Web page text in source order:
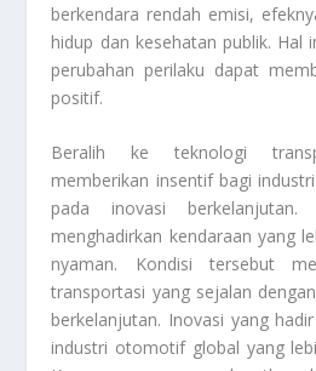
berkendara rendah emisi,
hidup dan kesehatan publik. Hal
perubahan perilaku dapat
positif.
Beralih ke teknologi
memberikan insentif bagi
pada inovasi berkelanjutan.
menghadirkan kendaraan yang
nyaman. Kondisi tersebut
transportasi yang sejalan
berkelanjutan. Inovasi yang
industri otomotif global yang